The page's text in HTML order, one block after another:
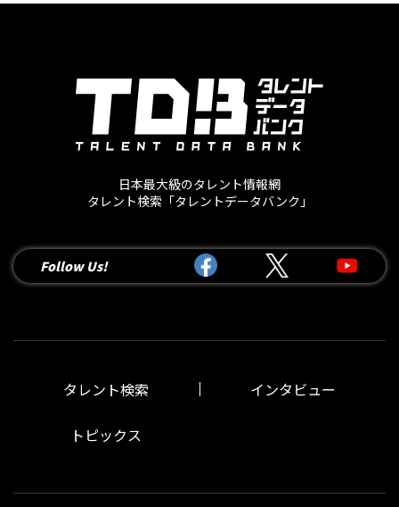
日本最大級のタレント情報網
タレント検索「タレントデータバンク」
Follow Us!
タレント検索 インタビュー
トピックス